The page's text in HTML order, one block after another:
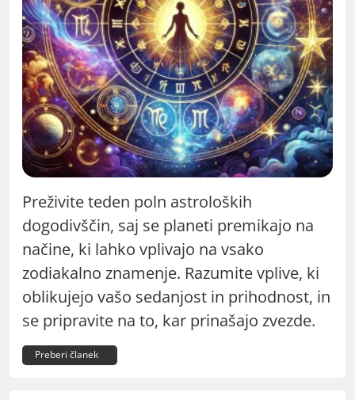
Preživite teden poln astroloških
dogodivščin, saj se planeti premikajo na
načine, ki lahko vplivajo na vsako
zodiakalno znamenje. Razumite vplive, ki
oblikujejo vašo sedanjost in prihodnost, in
se pripravite na to, kar prinašajo zvezde.
Preberi članek